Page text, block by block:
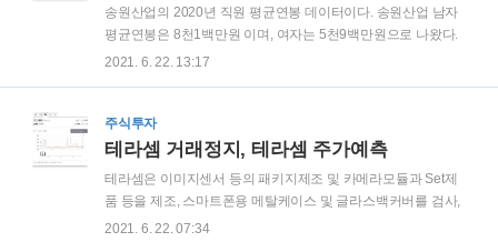
송원산업의 2020년 직원 평균연봉 데이터이다. 송원산업 남자
평균연봉은 8천1백만원 이며, 여자는 5천9백만원으로 나왔다.
남자 평균 근속연수는 14년, 여자는 8년으로 나왔다. 송원산업
2021. 6. 22. 13:17
주식투자
테라셈 거래정지, 테라셈 주가예측
테라셈은 이미지센서 등의 패키지제조 및 카메라모듈과 Set제
품 등을 제조, 스마트폰용 메탈케이스 및 글라스백커버를 검사,
SMD/PBA와 Set조립 및 외주가공 사업을 하고 있다. 테라셈의
2021. 6. 22. 07:34